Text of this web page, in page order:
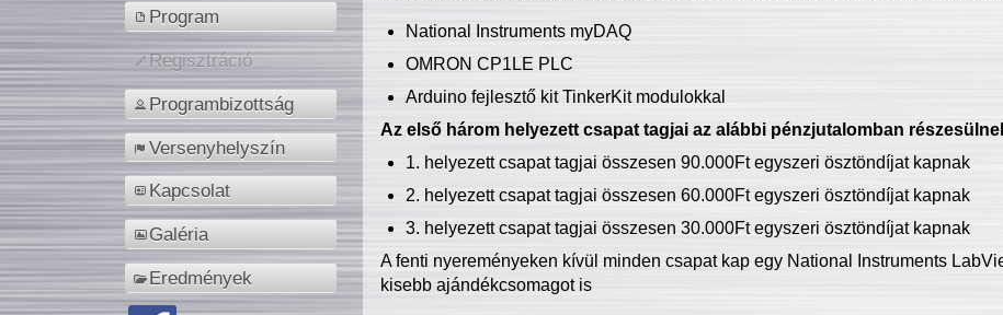
Program
Regisztráció
Programbizottság
Versenyhelyszín
Kapcsolat
Galéria
Eredmények
National Instruments myDAQ
OMRON CP1LE PLC
Arduino fejlesztő kit TinkerKit modulokkal
Az első három helyezett csapat tagjai az alábbi pénzjutalomban
1. helyezett csapat tagjai összesen 90.000Ft egyszeri ösztöndíjat kapnak
2. helyezett csapat tagjai összesen 60.000Ft egyszeri ösztöndíjat kapnak
3. helyezett csapat tagjai összesen 30.000Ft egyszeri ösztöndíjat kapnak
A fenti nyereményeken kívül minden csapat kap egy National Instruments
kisebb ajándékcsomagot is